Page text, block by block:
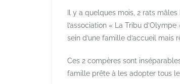
Il y a quelques mois, 2 rats
l’association « La Tribu
sein d’une famille d’accueil
Ces 2 compères sont
famille prête à les adopter tous